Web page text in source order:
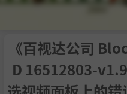
《百视达公司
D 16512803-